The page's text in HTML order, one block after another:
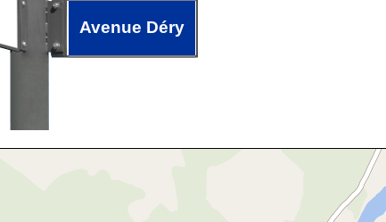
Avenue Déry